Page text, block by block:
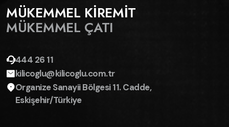
MÜKEMMEL KİREMİT
MÜKEMMEL ÇATI
444 26 11
kilicoglu@kilicoglu.com.tr
Organize Sanayii Bölgesi 11. Cadde,
Eskişehir/Türkiye